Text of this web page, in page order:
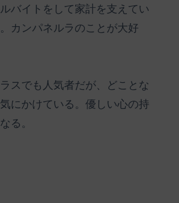
バイトをして家計を支えてい
カンパネルラのことが大好
スでも人気者だが、どことな
にかけている。優しい心の持
る。